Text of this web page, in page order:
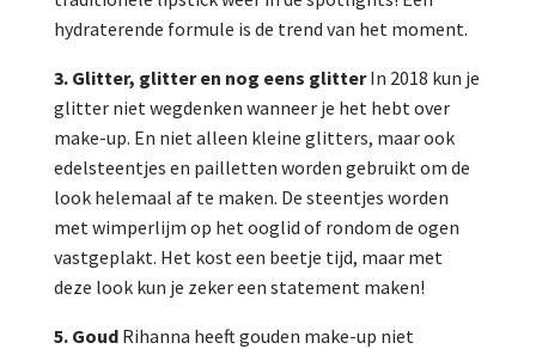
hydraterende formule is de trend van het moment.
3. Glitter, glitter en nog eens glitterIn 2018 kun je
glitter niet wegdenken wanneer je het hebt over
make-up. En niet alleen kleine glitters, maar ook
edelsteentjes en pailletten worden gebruikt om de
look helemaal af te maken. De steentjes worden
met wimperlijm op het ooglid of rondom de ogen
vastgeplakt. Het kost een beetje tijd, maar met
deze look kun je zeker een statement maken!
5. GoudRihanna heeft gouden make-up niet